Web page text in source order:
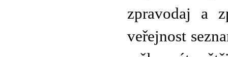
zpravodaj a
veřejnost